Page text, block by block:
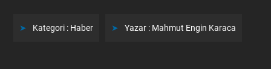
Kategori : Haber Yazar : Mahmut Engin Karaca